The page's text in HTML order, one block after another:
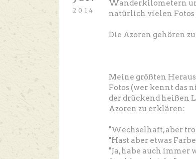
2014
Wanderkilometern
natürlich vielen Fotos
Die Azoren gehören
Meine größten
Fotos (wer kennt das
der drückend heißen
Azoren zu erklären:
"Wechselhaft, aber
"Hast aber etwas
"Ja, habe auch immer